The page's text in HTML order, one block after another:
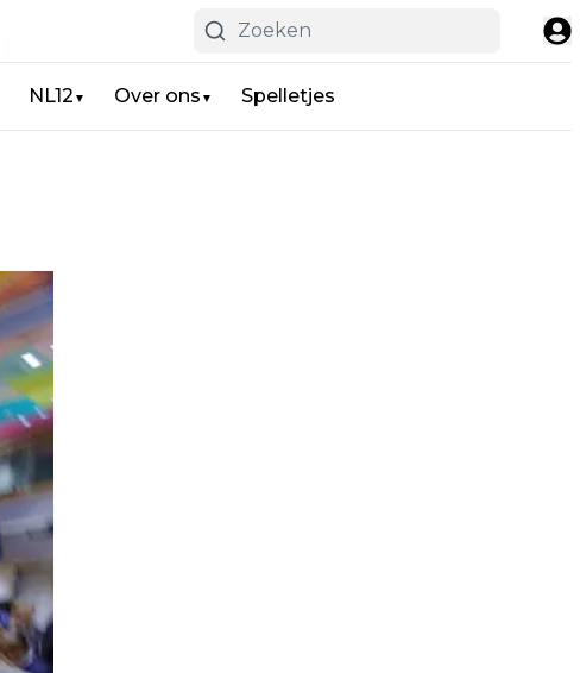
NL12 ▼ Over ons ▼ Spelletjes